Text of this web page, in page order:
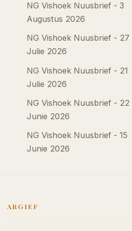
NG Vishoek Nuusbrief - 3
Augustus 2026
NG Vishoek Nuusbrief - 27
Julie 2026
NG Vishoek Nuusbrief - 21
Julie 2026
NG Vishoek Nuusbrief - 22
Junie 2026
NG Vishoek Nuusbrief - 15
Junie 2026
ARGIEF